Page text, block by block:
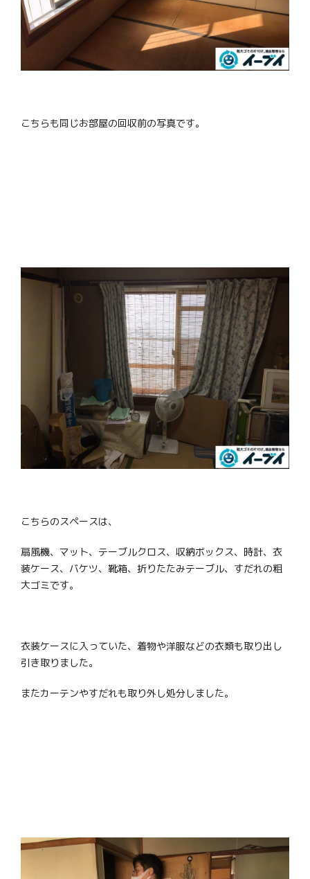
こちらも同じお部屋の回収前の写真です。
こちらのスペースは、
扇風機、マット、テーブルクロス、収納ボックス、時計、衣
装ケース、バケツ、靴箱、折りたたみテーブル、すだれの粗
大ゴミです。
衣装ケースに入っていた、着物や洋服などの衣類も取り出し
引き取りました。
またカーテンやすだれも取り外し処分しました。